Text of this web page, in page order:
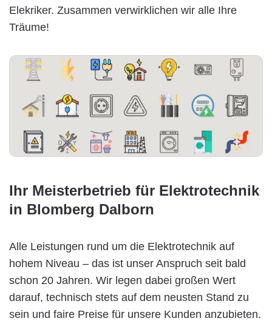
Elekriker. Zusammen verwirklichen wir alle Ihre
Träume!
Ihr Meisterbetrieb für Elektrotechnik
in Blomberg Dalborn
Alle Leistungen rund um die Elektrotechnik auf
hohem Niveau – das ist unser Anspruch seit bald
schon 20 Jahren. Wir legen dabei großen Wert
darauf, technisch stets auf dem neusten Stand zu
sein und faire Preise für unsere Kunden anzubieten.